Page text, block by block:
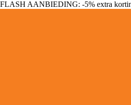
FLASH AANBIEDING: -5% extra